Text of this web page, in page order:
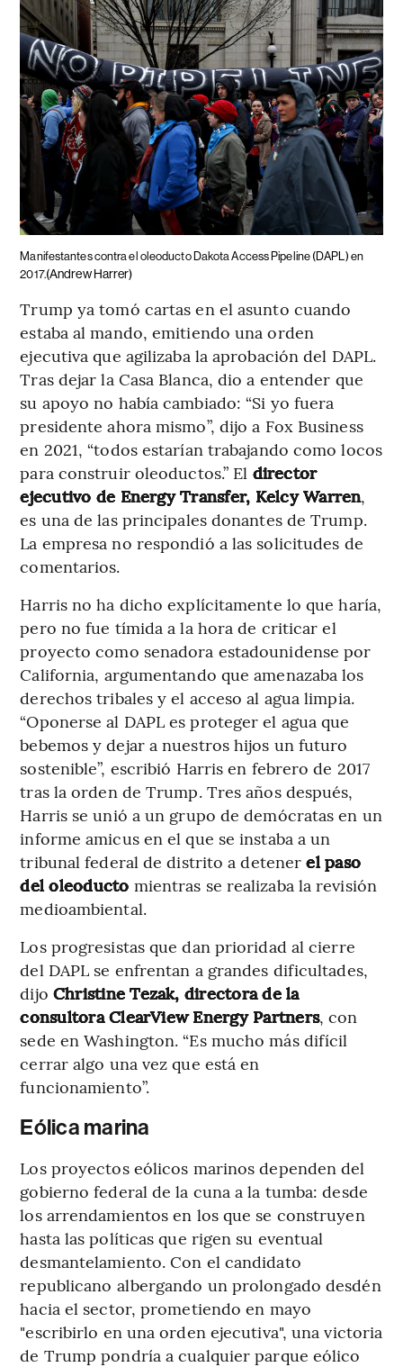
Manifestantes contra el oleoducto Dakota Access Pipeline (DAPL) en
2017.(Andrew Harrer)
Trump ya tomó cartas en el asunto cuando
estaba al mando, emitiendo una orden
ejecutiva que agilizaba la aprobación del DAPL.
Tras dejar la Casa Blanca, dio a entender que
su apoyo no había cambiado: “Si yo fuera
presidente ahora mismo”, dijo a Fox Business
en 2021, “todos estarían trabajando como locos
para construir oleoductos.” El director
ejecutivo de Energy Transfer, Kelcy Warren,
es una de las principales donantes de Trump.
La empresa no respondió a las solicitudes de
comentarios.
Harris no ha dicho explícitamente lo que haría,
pero no fue tímida a la hora de criticar el
proyecto como senadora estadounidense por
California, argumentando que amenazaba los
derechos tribales y el acceso al agua limpia.
“Oponerse al DAPL es proteger el agua que
bebemos y dejar a nuestros hijos un futuro
sostenible”, escribió Harris en febrero de 2017
tras la orden de Trump. Tres años después,
Harris se unió a un grupo de demócratas en un
informe amicus en el que se instaba a un
tribunal federal de distrito a detener el paso
del oleoducto mientras se realizaba la revisión
medioambiental.
Los progresistas que dan prioridad al cierre
del DAPL se enfrentan a grandes dificultades,
dijo Christine Tezak, directora de la
consultora ClearView Energy Partners, con
sede en Washington. “Es mucho más difícil
cerrar algo una vez que está en
funcionamiento”.
Eólica marina
Los proyectos eólicos marinos dependen del
gobierno federal de la cuna a la tumba: desde
los arrendamientos en los que se construyen
hasta las políticas que rigen su eventual
desmantelamiento. Con el candidato
republicano albergando un prolongado desdén
hacia el sector, prometiendo en mayo
"escribirlo en una orden ejecutiva", una victoria
de Trump pondría a cualquier parque eólico